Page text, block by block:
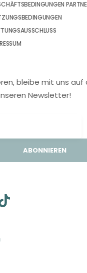
bleibe mit uns
Newsletter!
ABONNIEREN